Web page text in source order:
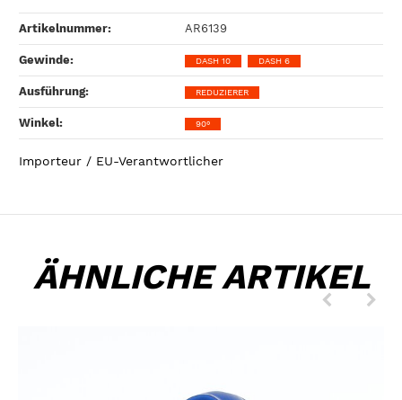
Artikelnummer: AR6139
Gewinde‍: DASH 10 DASH 6
Ausführung‍: REDUZIERER
Winkel‍: 90°
Importeur / EU-Verantwortlicher
ÄHNLICHE ARTIKEL